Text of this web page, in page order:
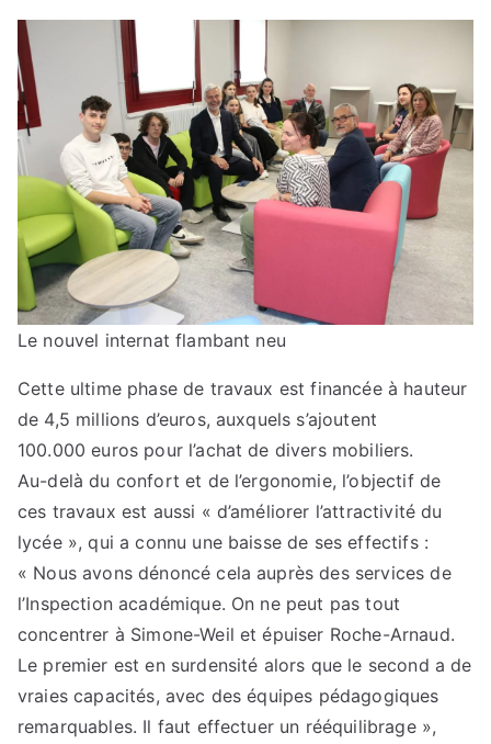
Le nouvel internat flambant neu
Cette ultime phase de travaux est financée à hauteur
de 4,5 millions d’euros, auxquels s’ajoutent
100.000 euros pour l’achat de divers mobiliers.
Au-delà du confort et de l’ergonomie, l’objectif de
ces travaux est aussi « d’améliorer l’attractivité du
lycée », qui a connu une baisse de ses effectifs :
« Nous avons dénoncé cela auprès des services de
l’Inspection académique. On ne peut pas tout
concentrer à Simone-Weil et épuiser Roche-Arnaud.
Le premier est en surdensité alors que le second a de
vraies capacités, avec des équipes pédagogiques
remarquables. Il faut effectuer un rééquilibrage »,